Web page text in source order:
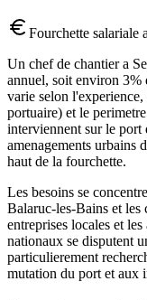
Fourchette salariale a
Un chef de chantier a
annuel, soit environ 3%
varie selon
portuaire) et le
interviennent sur le port
amenagements urbains
haut de la fourchette.
Les besoins se
Balaruc-les-Bains et les
entreprises locales et
nationaux se disputent
particulierement
mutation du port et aux